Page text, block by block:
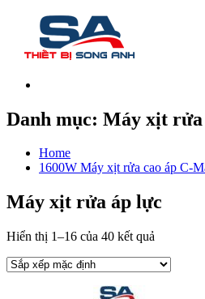
Danh mục: Máy xịt rửa
Home
1600W Máy xịt rửa cao áp C-
Máy xịt rửa áp lực
Hiển thị 1–16 của 40 kết quả